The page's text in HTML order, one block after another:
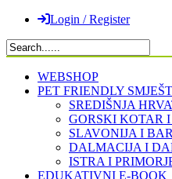
Login / Register
WEBSHOP
PET FRIENDLY
SREDIŠNJA
GORSKI KOTAR
SLAVONIJA I
DALMACIJA I
ISTRA I
EDUKATIVNI E-BOOK